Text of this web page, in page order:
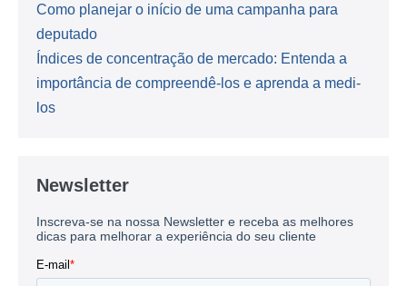
Como planejar o início de uma campanha para
deputado
Índices de concentração de mercado: Entenda a
importância de compreendê-los e aprenda a medi-
los
Newsletter